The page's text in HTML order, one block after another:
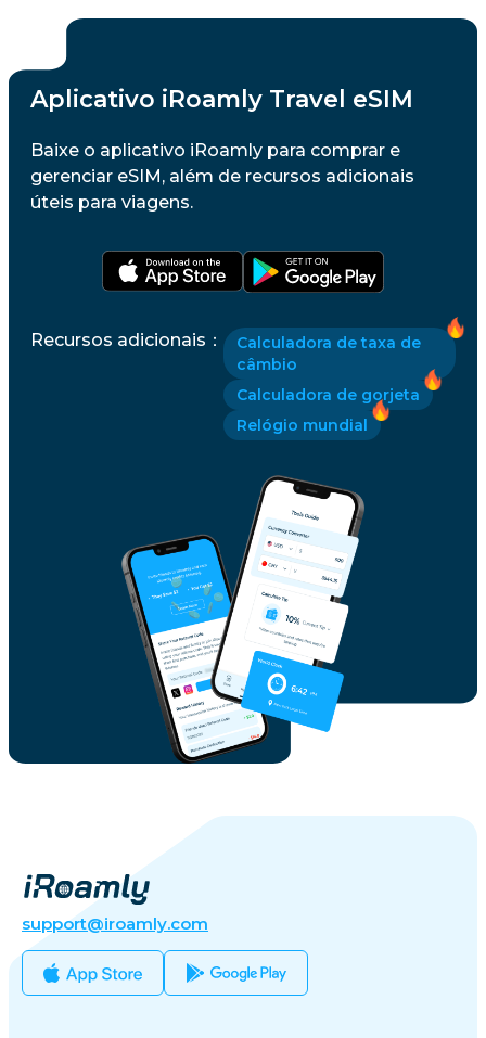
Aplicativo iRoamly Travel eSIM
Baixe o aplicativo iRoamly para comprar e
gerenciar eSIM, além de recursos adicionais
úteis para viagens.
Recursos adicionais ：
Calculadora de taxa de
câmbio
Calculadora de gorjeta
Relógio mundial
support@iroamly.com